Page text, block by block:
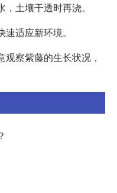
土壤干透时再浇。
适应新环境。
察紫藤的生长状况，